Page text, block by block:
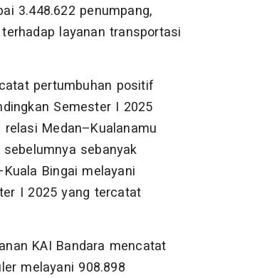
3.448.622 penumpang,
layanan transportasi
pertumbuhan positif
Semester I 2025
Medan–Kualanamu
sebanyak
Bingai melayani
I 2025 yang tercatat
KAI Bandara mencatat
melayani 908.898